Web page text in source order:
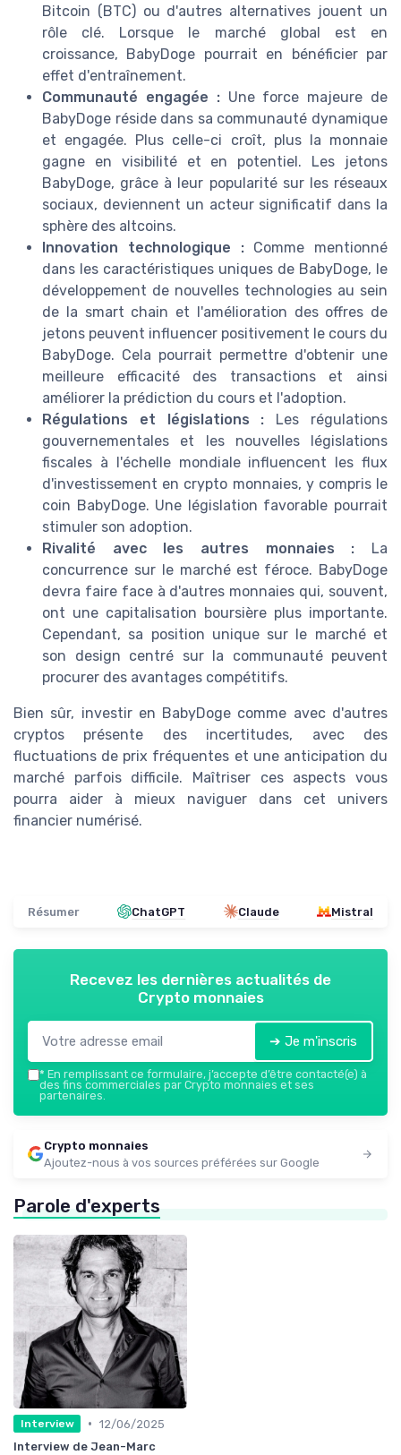
Bitcoin (BTC) ou d'autres alternatives jouent un
rôle clé. Lorsque le marché global est en
croissance, BabyDoge pourrait en bénéficier par
effet d'entraînement.
Communauté engagée :Une force majeure de
BabyDoge réside dans sa communauté dynamique
et engagée. Plus celle-ci croît, plus la monnaie
gagne en visibilité et en potentiel. Les jetons
BabyDoge, grâce à leur popularité sur les réseaux
sociaux, deviennent un acteur significatif dans la
sphère des altcoins.
Innovation technologique :Comme mentionné
dans les caractéristiques uniques de BabyDoge, le
développement de nouvelles technologies au sein
de la smart chain et l'amélioration des offres de
jetons peuvent influencer positivement le cours du
BabyDoge. Cela pourrait permettre d'obtenir une
meilleure efficacité des transactions et ainsi
améliorer la prédiction du cours et l'adoption.
Régulations et législations : Les régulations
gouvernementales et les nouvelles législations
fiscales à l'échelle mondiale influencent les flux
d'investissement en crypto monnaies, y compris le
coin BabyDoge. Une législation favorable pourrait
stimuler son adoption.
Rivalité avec les autres monnaies : La
concurrence sur le marché est féroce. BabyDoge
devra faire face à d'autres monnaies qui, souvent,
ont une capitalisation boursière plus importante.
Cependant, sa position unique sur le marché et
son design centré sur la communauté peuvent
procurer des avantages compétitifs.
Bien sûr, investir en BabyDoge comme avec d'autres
cryptos présente des incertitudes, avec des
fluctuations de prix fréquentes et une anticipation du
marché parfois difficile. Maîtriser ces aspects vous
pourra aider à mieux naviguer dans cet univers
financier numérisé.
Résumer ChatGPT Claude Mistral
Recevez les dernières actualités de
Crypto monnaies
➔ Je m'inscris
* En remplissant ce formulaire, j’accepte d’être contacté(e) à
des fins commerciales par Crypto monnaies et ses
partenaires.
Crypto monnaies
Ajoutez-nous à vos sources préférées sur Google
Parole d'experts
Interview • 12/06/2025
Interview de Jean-Marc